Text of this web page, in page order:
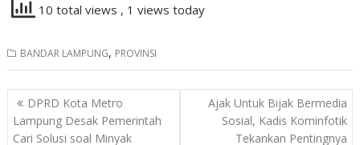
10 total views , 1 views today
BANDAR LAMPUNG, PROVINSI
Navigasi
pos
DPRD Kota Metro
Lampung Desak Pemerintah
Cari Solusi soal Minyak
Ajak Untuk Bijak Bermedia
Sosial, Kadis Kominfotik
Tekankan Pentingnya